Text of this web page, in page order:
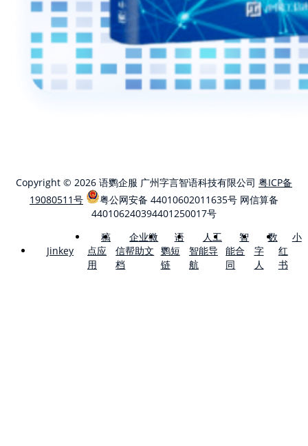
Copyright © 2026 语鹦企服 广州字言智语科技有限公司 粤ICP备
19080511号
粤公网安备 44010602011635号 网信算备
440106240394401250017号
Jinkey
稿
点应
用
企业微
信帮助文
档
语
鹦短
链
人工
智能导
航
智
能合
同
数
字
人
小
红
书